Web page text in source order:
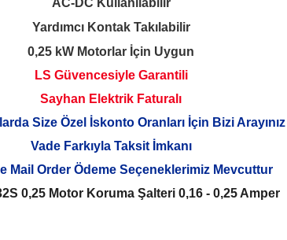
AC-DC Kullanılabilir
Yardımcı Kontak Takılabilir
0,25 kW Motorlar İçin Uygun
LS Güvencesiyle Garantili
Sayhan Elektrik Faturalı
Size Özel İskonto Oranları İçin Bizi Arayınız
Vade Farkıyla Taksit İmkanı
Mail Order Ödeme Seçeneklerimiz Mevcuttur
0,25 Motor Koruma Şalteri 0,16 - 0,25 Amper